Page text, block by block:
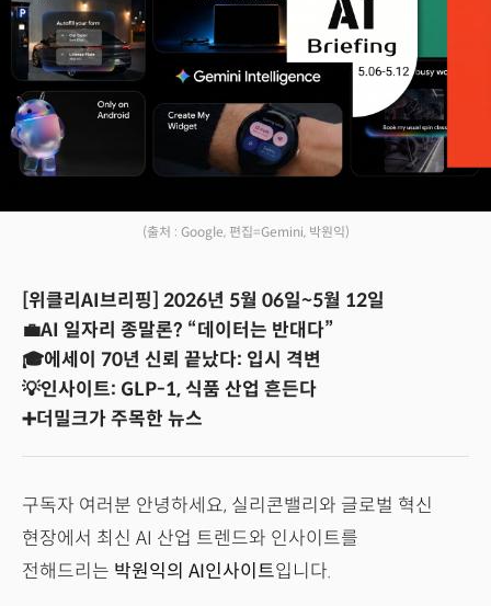
(출처 : Google, 편집=Gemini, 박원익)
[위클리AI브리핑] 2026년 5월 06일~5월 12일
💼AI 일자리 종말론? “데이터는 반대다”
🎓에세이 70년 신뢰 끝났다: 입시 격변
💡인사이트: GLP-1, 식품 산업 흔든다
➕더밀크가 주목한 뉴스
구독자 여러분 안녕하세요, 실리콘밸리와 글로벌 혁신
현장에서 최신 AI 산업 트렌드와 인사이트를
전해드리는 박원익의 AI인사이트입니다.